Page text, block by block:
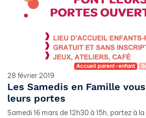
Accueil parent-enfant
28 février 2019
Les Samedis en Famille
leurs portes
Samedi 16 mars de 12h30 à 15h, partez à